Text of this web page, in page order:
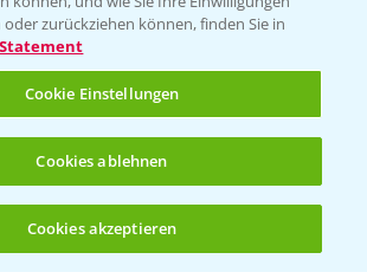
(noch 4)
& Sorgfalt
und Termine
zurückziehen können, finden Sie in
Cookie Einstellungen
Cookies ablehnen
Cookies akzeptieren